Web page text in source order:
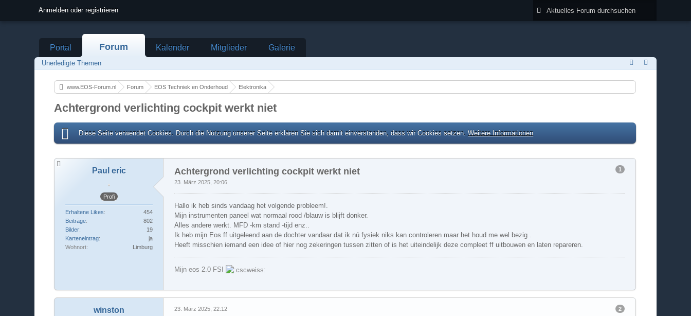
Anmelden oder registrieren
Portal Forum Kalender Mitglieder Galerie
Unerledigte Themen
www.EOS-Forum.nl Forum EOS Techniek en Onderhoud Elektronika
Achtergrond verlichting cockpit werkt niet
Diese Seite verwendet Cookies. Durch die Nutzung unserer Seite erklären Sie sich damit einverstanden, dass wir Cookies setzen.Weitere Informationen
Paul eric
Profi
Erhaltene Likes
454
Beiträge
802
Bilder
19
Karteneintrag
ja
Wohnort
Limburg
1
Achtergrond verlichting cockpit werkt niet
23. März 2025, 20:06
Hallo ik heb sinds vandaag het volgende probleem!.
Mijn instrumenten paneel wat normaal rood /blauw is blijft donker.
Alles andere werkt. MFD -km stand -tijd enz..
Ik heb mijn Eos ff uitgeleend aan de dochter vandaar dat ik nú fysiek niks kan controleren maar het houd me wel bezig .
Heeft misschien iemand een idee of hier nog zekeringen tussen zitten of is het uiteindelijk deze compleet ff uitbouwen en laten repareren.
Mijn eos 2.0 FSI
winston 2
23. März 2025, 22:12